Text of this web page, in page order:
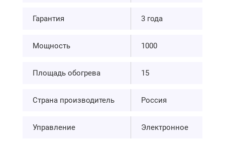
Гарантия 3 года
Мощность 1000
Площадь обогрева 15
Страна производитель Россия
Управление Электронное